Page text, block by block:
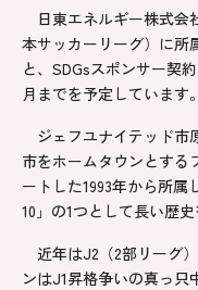
日東エネルギー株式会
本サッカーリーグ）に所
と、SDGsスポンサー契
月までを予定しています。
ジェフユナイテッド市
市をホームタウンとする
ートした1993年から所属
10」の1つとして長い歴
近年はJ2（2部リーグ
ンはJ1昇格争いの真っ